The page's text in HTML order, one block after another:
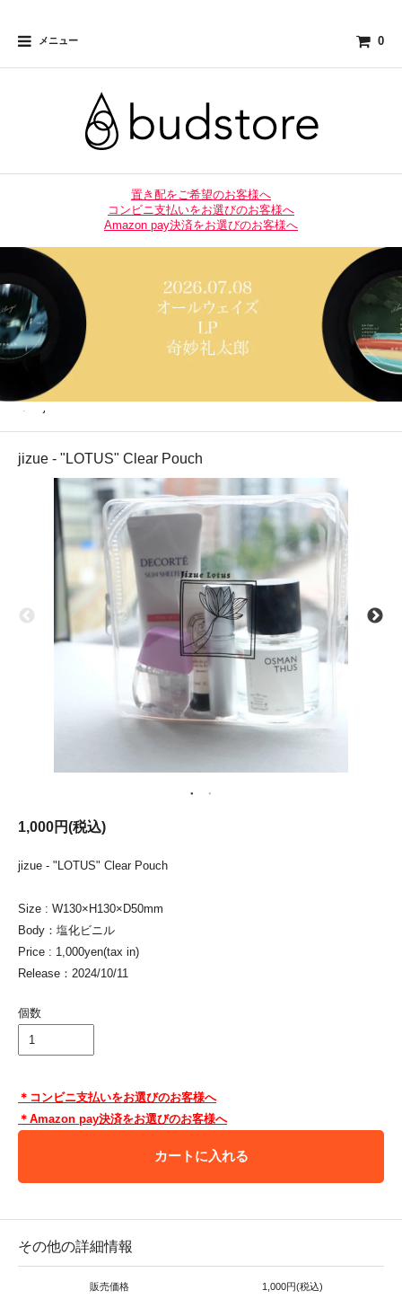
メニュー 0
置き配をご希望のお客様へ
コンビニ支払いをお選びのお客様へ
Amazon pay決済をお選びのお客様へ
jizue - "LOTUS" Clear Pouch
1,000円(税込)
jizue - "LOTUS" Clear Pouch
Size : W130×H130×D50mm
Body：塩化ビニル
Price : 1,000yen(tax in)
Release：2024/10/11
個数
＊コンビニ支払いをお選びのお客様へ
＊Amazon pay決済をお選びのお客様へ
カートに入れる
その他の詳細情報
販売価格 1,000円(税込)